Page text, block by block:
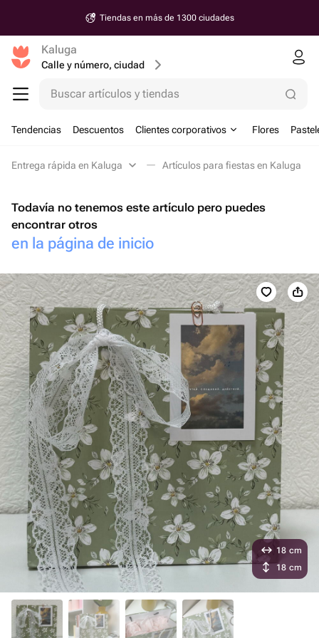
Tiendas en más de 1300 ciudades
Kaluga
Calle y número, ciudad
Buscar artículos y tiendas
Tendencias Descuentos Clientes corporativos Flores
Entrega rápida en Kaluga Artículos para fiestas en Kaluga
Todavía no tenemos este artículo pero puedes
encontrar otros
en la página de inicio
18 cm
18 cm